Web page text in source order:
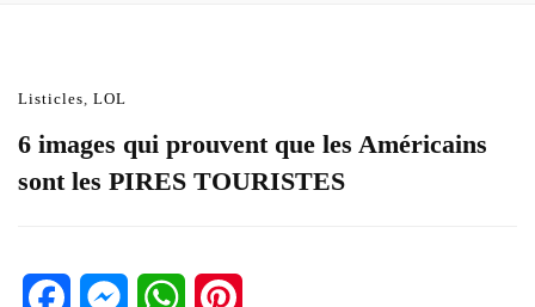
Listicles, LOL
6 images qui prouvent que les Américains
sont les PIRES TOURISTES